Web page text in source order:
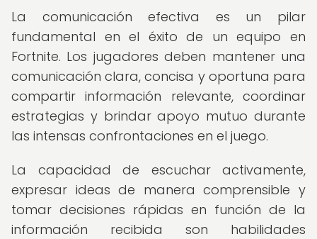
La comunicación efectiva es un pilar
fundamental en el éxito de un equipo en
Fortnite. Los jugadores deben mantener una
comunicación clara, concisa y oportuna para
compartir información relevante, coordinar
estrategias y brindar apoyo mutuo durante
las intensas confrontaciones en el juego.
La capacidad de escuchar activamente,
expresar ideas de manera comprensible y
tomar decisiones rápidas en función de la
información recibida son habilidades